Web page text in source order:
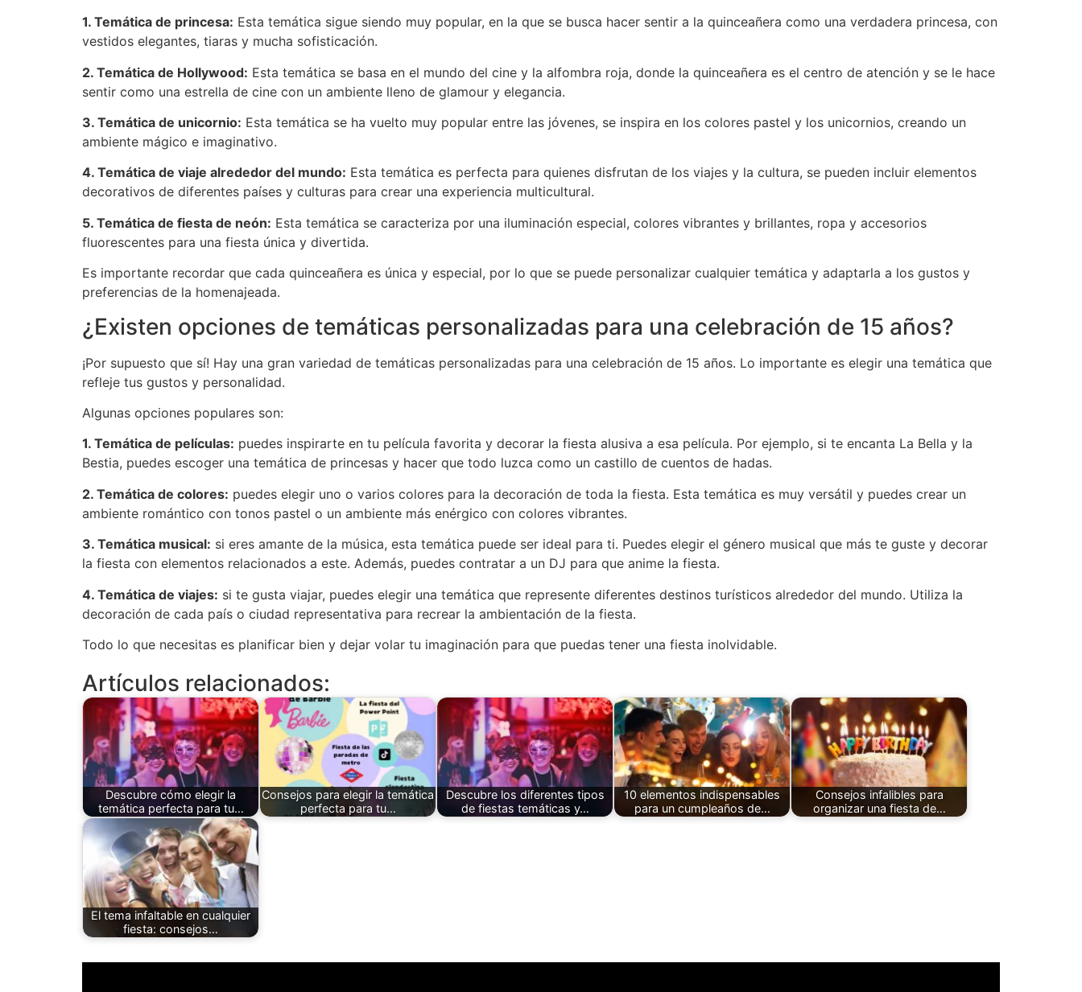
1. Temática de princesa: Esta temática sigue siendo muy popular, en la que se busca hacer sentir a la quinceañera como una verdadera princesa, con
vestidos elegantes, tiaras y mucha sofisticación.
2. Temática de Hollywood: Esta temática se basa en el mundo del cine y la alfombra roja, donde la quinceañera es el centro de atención y se le hace
sentir como una estrella de cine con un ambiente lleno de glamour y elegancia.
3. Temática de unicornio: Esta temática se ha vuelto muy popular entre las jóvenes, se inspira en los colores pastel y los unicornios, creando un
ambiente mágico e imaginativo.
4. Temática de viaje alrededor del mundo: Esta temática es perfecta para quienes disfrutan de los viajes y la cultura, se pueden incluir elementos
decorativos de diferentes países y culturas para crear una experiencia multicultural.
5. Temática de fiesta de neón: Esta temática se caracteriza por una iluminación especial, colores vibrantes y brillantes, ropa y accesorios
fluorescentes para una fiesta única y divertida.
Es importante recordar que cada quinceañera es única y especial, por lo que se puede personalizar cualquier temática y adaptarla a los gustos y
preferencias de la homenajeada.
¿Existen opciones de temáticas personalizadas para una celebración de 15 años?
¡Por supuesto que sí! Hay una gran variedad de temáticas personalizadas para una celebración de 15 años. Lo importante es elegir una temática que
refleje tus gustos y personalidad.
Algunas opciones populares son:
1. Temática de películas: puedes inspirarte en tu película favorita y decorar la fiesta alusiva a esa película. Por ejemplo, si te encanta La Bella y la
Bestia, puedes escoger una temática de princesas y hacer que todo luzca como un castillo de cuentos de hadas.
2. Temática de colores: puedes elegir uno o varios colores para la decoración de toda la fiesta. Esta temática es muy versátil y puedes crear un
ambiente romántico con tonos pastel o un ambiente más enérgico con colores vibrantes.
3. Temática musical: si eres amante de la música, esta temática puede ser ideal para ti. Puedes elegir el género musical que más te guste y decorar
la fiesta con elementos relacionados a este. Además, puedes contratar a un DJ para que anime la fiesta.
4. Temática de viajes: si te gusta viajar, puedes elegir una temática que represente diferentes destinos turísticos alrededor del mundo. Utiliza la
decoración de cada país o ciudad representativa para recrear la ambientación de la fiesta.
Todo lo que necesitas es planificar bien y dejar volar tu imaginación para que puedas tener una fiesta inolvidable.
Artículos relacionados:
Descubre cómo elegir la
temática perfecta para tu…
Consejos para elegir la temática
perfecta para tu…
Descubre los diferentes tipos
de fiestas temáticas y…
10 elementos indispensables
para un cumpleaños de…
Consejos infalibles para
organizar una fiesta de…
El tema infaltable en cualquier
fiesta: consejos…